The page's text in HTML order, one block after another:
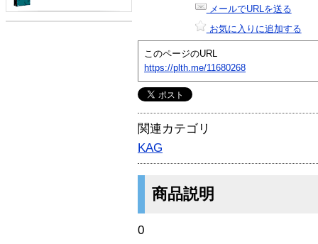
メールでURLを送る
お気に入りに追加する
このページのURL
https://plth.me/11680268
関連カテゴリ
KAG
商品説明
0